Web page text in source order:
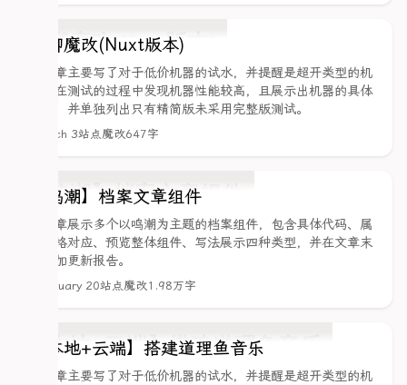
页脚魔改(Nuxt版本)
该文章主要写了对于低价机器的试水，并提醒是超开类型的机
器。在测试的过程中发现机器性能较高，且展示出机器的具体
价格，并单独列出只有精简版未采用完整版测试。
March 3站点魔改647字
【鸣潮】档案文章组件
该文章展示多个以鸣潮为主题的档案组件，包含具体代码、属
性表格对应、预览整体组件、写法展示四种类型，并在文章末
尾附加更新报告。
February 20站点魔改1.98万字
【本地+云端】搭建道理鱼音乐
该文章主要写了对于低价机器的试水，并提醒是超开类型的机